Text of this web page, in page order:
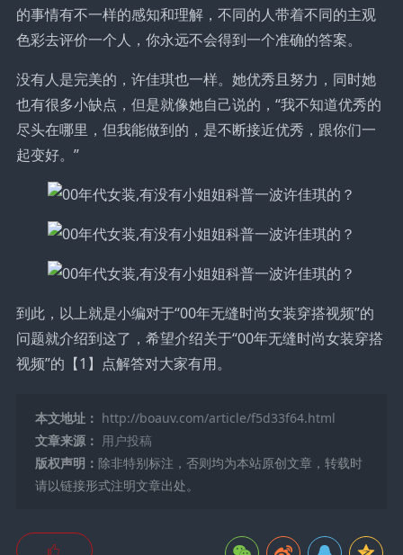
的事情有不一样的感知和理解，不同的人带着不同的主观
色彩去评价一个人，你永远不会得到一个准确的答案。
没有人是完美的，许佳琪也一样。她优秀且努力，同时她
也有很多小缺点，但是就像她自己说的，“我不知道优秀的
尽头在哪里，但我能做到的，是不断接近优秀，跟你们一
起变好。”
到此，以上就是小编对于“00年无缝时尚女装穿搭视频”的
问题就介绍到这了，希望介绍关于“00年无缝时尚女装穿搭
视频”的【1】点解答对大家有用。
本文地址： http://boauv.com/article/f5d33f64.html
文章来源： 用户投稿
版权声明： 除非特别标注，否则均为本站原创文章，转载时
请以链接形式注明文章出处。